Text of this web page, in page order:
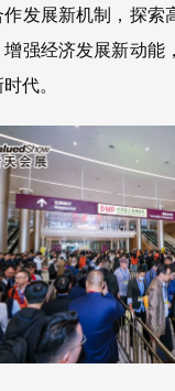
作发展新机制，探索
增强经济发展新动能
代。